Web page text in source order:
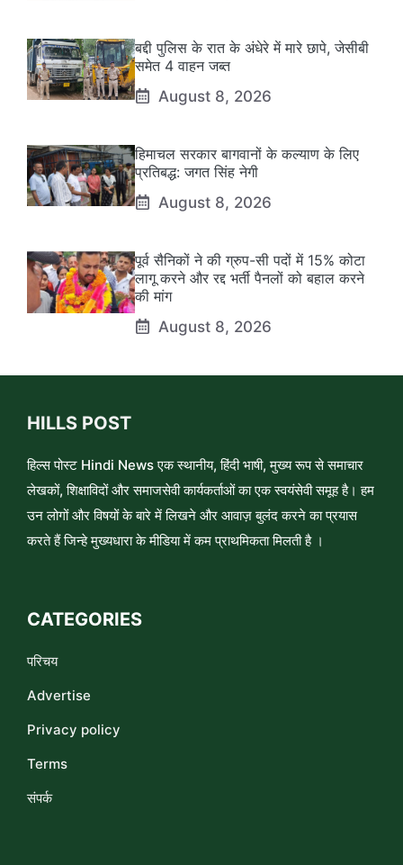
बद्दी पुलिस के रात के अंधेरे में मारे छापे, जेसीबी
समेत 4 वाहन जब्त
August 8, 2026
हिमाचल सरकार बागवानों के कल्याण के लिए
प्रतिबद्ध: जगत सिंह नेगी
August 8, 2026
पूर्व सैनिकों ने की ग्रुप-सी पदों में 15% कोटा
लागू करने और रद्द भर्ती पैनलों को बहाल करने
की मांग
August 8, 2026
HILLS POST
हिल्स पोस्ट Hindi News एक स्थानीय, हिंदी भाषी, मुख्य रूप से समाचार
लेखकों, शिक्षाविदों और समाजसेवी कार्यकर्ताओं का एक स्वयंसेवी समूह है। हम
उन लोगों और विषयों के बारे में लिखने और आवाज़ बुलंद करने का प्रयास
करते हैं जिन्हे मुख्यधारा के मीडिया में कम प्राथमिकता मिलती है ।
CATEGORIES
परिचय
Advertise
Privacy policy
Terms
संपर्क